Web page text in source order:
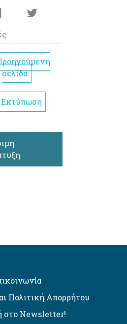
σελίδα
Εκτύπωση
Πολιτική Απορρήτου
στο Newsletter!